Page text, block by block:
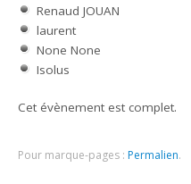
Renaud JOUAN
laurent
None None
Isolus
Cet évènement est complet.
Pour marque-pages : Permalien.